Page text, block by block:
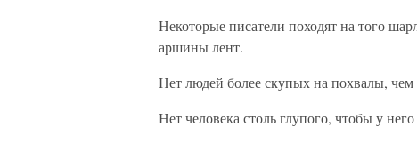
Некоторые писатели походят на того
аршины лент.
Нет людей более скупых на похвалы, чем
Нет человека столь глупого, чтобы у